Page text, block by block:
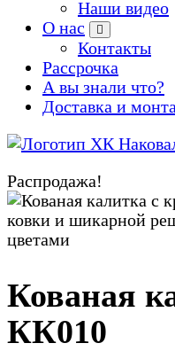
Наши видео
О нас
Контакты
Рассрочка
А вы знали что?
Доставка и
Распродажа!
Zoom
Кованая
КК010